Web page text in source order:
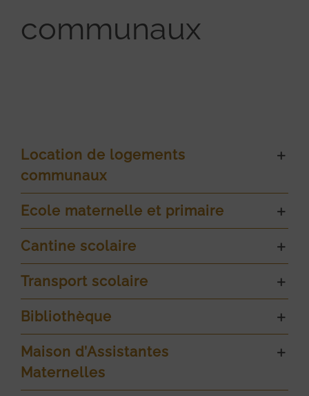
communaux
Location de logements
communaux
Ecole maternelle et primaire
Cantine scolaire
Transport scolaire
Bibliothèque
Maison d’Assistantes
Maternelles